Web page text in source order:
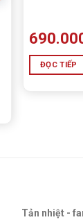
ĐỌC TIẾP
Tản nhiệt -